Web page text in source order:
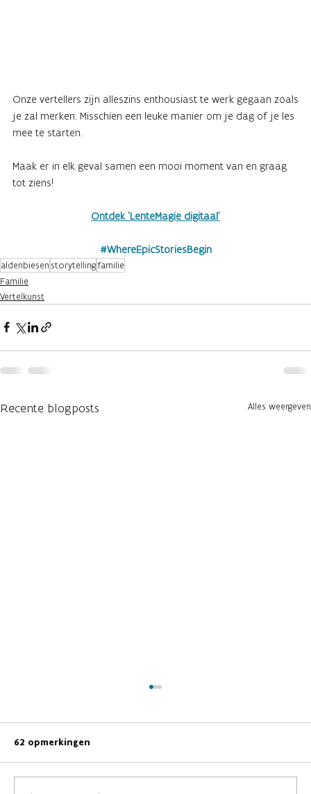
Onze vertellers zijn alleszins enthousiast te werk gegaan zoals
je zal merken. Misschien een leuke manier om je dag of je les
mee te starten.
Maak er in elk geval samen een mooi moment van en graag
tot ziens!
Ontdek 'LenteMagie digitaal'
#WhereEpicStoriesBegin
aldenbiesen storytellingfamilie
Familie
Vertelkunst
Recente blogposts Alles weergeven
62 opmerkingen